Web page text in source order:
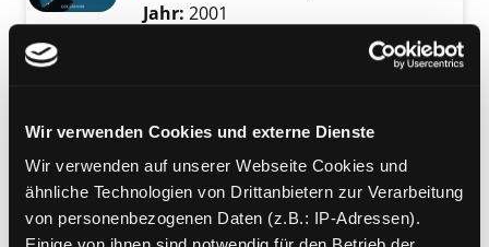
Wir verwenden Cookies und externe Dienste
Wir verwenden auf unserer Webseite Cookies und
ähnliche Technologien von Drittanbietern zur Verarbeitung
von personenbezogenen Daten (z.B.: IP-Adressen).
Jahr: 2001
München, Goldmann
Exemplar-Details von Du hast es in der
Du hast es in der Hand!
fünf einfache Rituale für ein
glücklicheres Leben
Verfasser:Küstenmacher, Werner